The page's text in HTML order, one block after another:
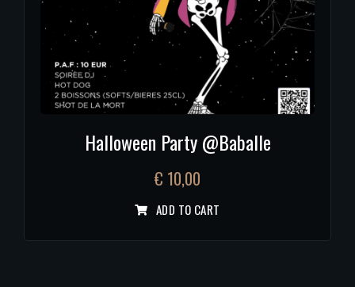
Halloween Party @Baballe
€ 10,00
ADD TO CART